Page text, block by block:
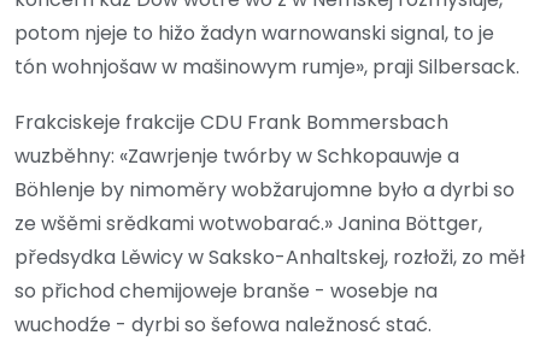
potom njeje to hižo žadyn warnowanski signal, to je
tón wohnjošaw w mašinowym rumje», praji Silbersack.
Frakciskeje frakcije CDU Frank Bommersbach
wuzběhny: «Zawrjenje twórby w Schkopauwje a
Böhlenje by nimoměry wobžarujomne było a dyrbi so
ze wšěmi srědkami wotwobarać.» Janina Böttger,
předsydka Lěwicy w Saksko-Anhaltskej, rozłoži, zo měł
so přichod chemijoweje branše - wosebje na
wuchodźe - dyrbi so šefowa naležnosć stać.